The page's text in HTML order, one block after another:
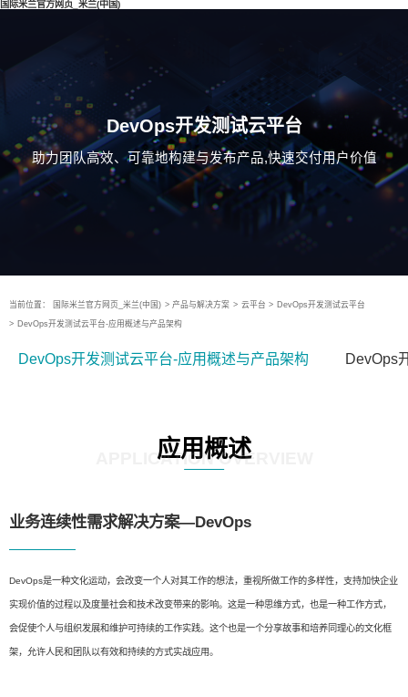
国际米兰官方网页_米兰(中国)
DevOps开发测试云平台
助力团队高效、可靠地构建与发布产品,快速交付用户价值
当前位置： 国际米兰官方网页_米兰(中国) > 产品与解决方案 > 云平台 > DevOps开发测试云平台
> DevOps开发测试云平台-应用概述与产品架构
DevOps开发测试云平台-应用概述与产品架构 DevOps
应用概述
APPLICATION OVERVIEW
业务连续性需求解决方案—DevOps
DevOps是一种文化运动，会改变一个人对其工作的想法，重视所做工作的多样性，支持加快企业
实现价值的过程以及度量社会和技术改变带来的影响。这是一种思维方式，也是一种工作方式，
会促使个人与组织发展和维护可持续的工作实践。这个也是一个分享故事和培养同理心的文化框
架，允许人民和团队以有效和持续的方式实战应用。